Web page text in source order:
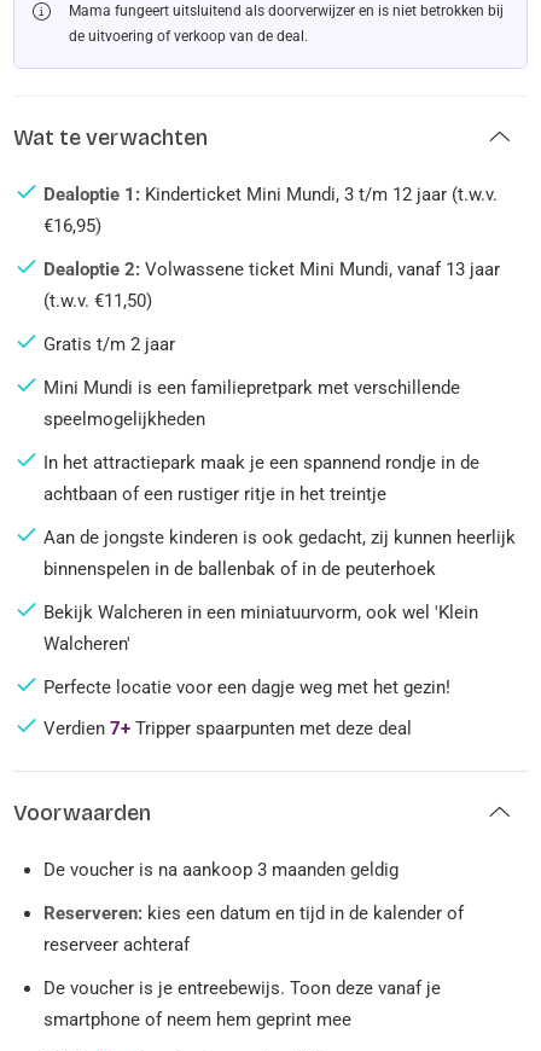
Mama fungeert uitsluitend als doorverwijzer en is niet betrokken bij
de uitvoering of verkoop van de deal.
Wat te verwachten
Dealoptie 1: Kinderticket Mini Mundi, 3 t/m 12 jaar (t.w.v.
€16,95)
Dealoptie 2: Volwassene ticket Mini Mundi, vanaf 13 jaar
(t.w.v. €11,50)
Gratis t/m 2 jaar
Mini Mundi is een familiepretpark met verschillende
speelmogelijkheden
In het attractiepark maak je een spannend rondje in de
achtbaan of een rustiger ritje in het treintje
Aan de jongste kinderen is ook gedacht, zij kunnen heerlijk
binnenspelen in de ballenbak of in de peuterhoek
Bekijk Walcheren in een miniatuurvorm, ook wel 'Klein
Walcheren'
Perfecte locatie voor een dagje weg met het gezin!
Verdien7+ Tripper spaarpunten met deze deal
Voorwaarden
De voucher is na aankoop 3 maanden geldig
Reserveren: kies een datum en tijd in de kalender of
reserveer achteraf
De voucher is je entreebewijs. Toon deze vanaf je
smartphone of neem hem geprint mee